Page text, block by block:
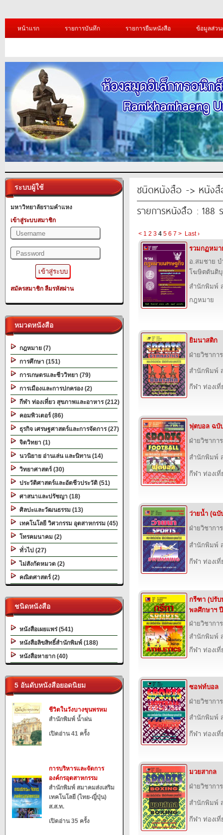
หน้าแรก รายการบันทึก รายการยืมหนังสือ ข้อมูลส่ว
ระบบผู้ใช้
มหาวิทยาลัยรามคำแหง
เข้าสู่ระบบสมาชิก
สมัครสมาชิก ลืมรหัสผ่าน
หมวดหนังสือ
กฎหมาย (7)
การศึกษา (151)
การเกษตรและชีววิทยา (79)
การเมืองและการปกครอง (2)
กีฬา ท่องเที่ยว สุขภาพและอาหาร (212)
คอมพิวเตอร์ (86)
ธุรกิจ เศรษฐศาสตร์และการจัดการ (27)
จิตวิทยา (1)
นวนิยาย อ่านเล่น และนิทาน (14)
วิทยาศาสตร์ (30)
ประวัติศาสตร์และอัตชีวประวัติ (51)
ศาสนาและปรัชญา (18)
ศิลปะและวัฒนธรรม (13)
เทคโนโลยี วิศวกรรม อุตสาหกรรม (45)
โทรคมนาคม (2)
ทั่วไป (27)
ไม่สังกัดหมวด (2)
คณิตศาสตร์ (2)
ชนิดหนังสือ
หนังสือเผยแพร่ (541)
หนังสือลิขสิทธิ์สำนักพิมพ์ (188)
หนังสือหายาก (40)
5 อันดับหนังสือยอดนิยม
ชีวิตในวังบางขุนพรหม
สำนักพิมพ์ น้ำฝน
เปิดอ่าน 41 ครั้ง
การบริหารและจัดการ
องค์กรอุตสาหกรรม
สำนักพิมพ์ สมาคมส่งเสริม
เทคโนโลยี (ไทย-ญี่ปุ่น)
ส.ส.ท.
เปิดอ่าน 35 ครั้ง
ชนิดหนังสือ -> หนัง
รายการหนังสือ : 188
< 1 2 3 4 5 6 7 > Last ›
รวมกฏหมา
อ.สมชาย
โฆษิตตันติ
สำนักพิมพ์
กฎหมาย
ยิมนาสติก
ฝ่ายวิชากา
สำนักพิมพ์
กีฬา ท่องเ
ฟุตบอล ฉบั
ฝ่ายวิชากา
สำนักพิมพ์
กีฬา ท่องเ
ว่ายน้ำ (ฉบั
ฝ่ายวิชากา
สำนักพิมพ์
กีฬา ท่องเ
กรีฑา (ปรับ
พลศึกษาฯ
ฝ่ายวิชากา
สำนักพิมพ์
กีฬา ท่องเ
ซอฟท์บอล
ฝ่ายวิชากา
สำนักพิมพ์
กีฬา ท่องเ
มวยสากล
ฝ่ายวิชากา
สำนักพิมพ์
กีฬา ท่องเ